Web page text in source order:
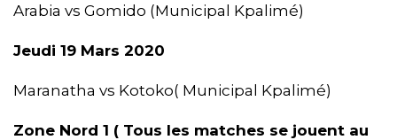
Arabia vs Gomido (Municipal Kpalimé)
Jeudi 19 Mars 2020
Maranatha vs Kotoko( Municipal Kpalimé)
Zone Nord 1 ( Tous les matches se jouent au